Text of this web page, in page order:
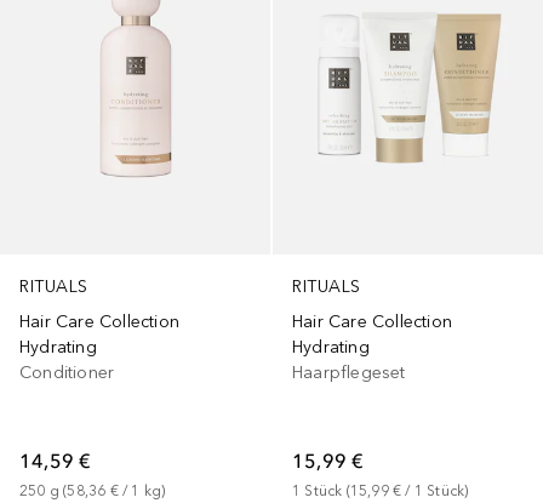
RITUALS
Hair Care Collection
Hydrating
Conditioner
14,59 €
250 g (58,36 € / 1 kg)
RITUALS
Hair Care Collection
Hydrating
Haarpflegeset
15,99 €
1 Stück (15,99 € / 1 Stück)